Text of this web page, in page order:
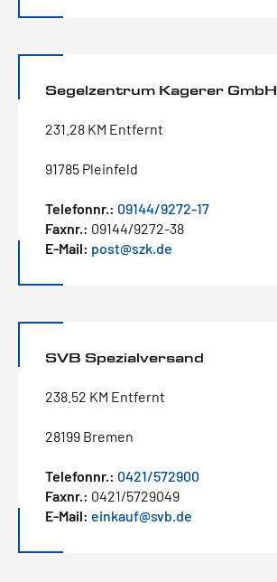
Segelzentrum Kagerer GmbH
231.28 KM Entfernt
91785 Pleinfeld
Telefonnr.: 09144/9272-17
Faxnr.: 09144/9272-38
E-Mail: post@szk.de
SVB Spezialversand
238.52 KM Entfernt
28199 Bremen
Telefonnr.: 0421/572900
Faxnr.: 0421/5729049
E-Mail: einkauf@svb.de